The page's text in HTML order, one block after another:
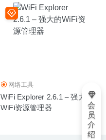
网络工具
WiFi Explorer 2.6.1 – 强大的
WiFi资源管理器
会
员
介
绍